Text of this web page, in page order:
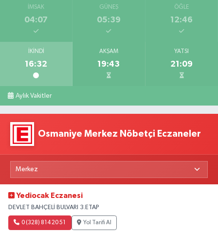
İMSAK
04:07
GÜNEŞ
05:39
ÖĞLE
12:46
İKINDI
16:32
AKŞAM
19:43
YATSI
21:09
Aylık Vakitler
Osmaniye Merkez Nöbetçi Eczaneler
Yediocak Eczanesi
DEVLET BAHÇELİ BULVARI 3.ETAP
0 (328) 814 20 51 Yol Tarifi Al